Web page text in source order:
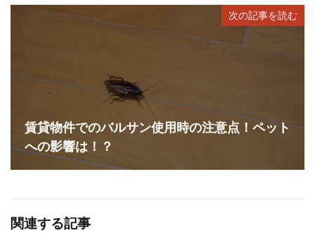
次の記事を読む
賃貸物件でのバルサン使用時の注意点！ペット
への影響は！？
関連する記事